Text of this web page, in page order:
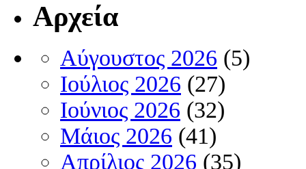
Αρχεία
Αύγουστος 2026 (5)
Ιούλιος 2026 (27)
Ιούνιος 2026 (32)
Μάιος 2026 (41)
Απρίλιος 2026 (35)